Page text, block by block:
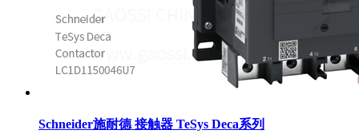
SAMWON ACT 三元 继电器终端 R32T系列 R32T-
NS5A-40P